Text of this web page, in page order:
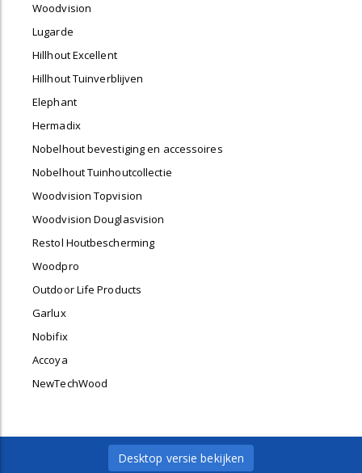
Woodvision
Lugarde
Hillhout Excellent
Hillhout Tuinverblijven
Elephant
Hermadix
Nobelhout bevestiging en accessoires
Nobelhout Tuinhoutcollectie
Woodvision Topvision
Woodvision Douglasvision
Restol Houtbescherming
Woodpro
Outdoor Life Products
Garlux
Nobifix
Accoya
NewTechWood
Desktop versie bekijken